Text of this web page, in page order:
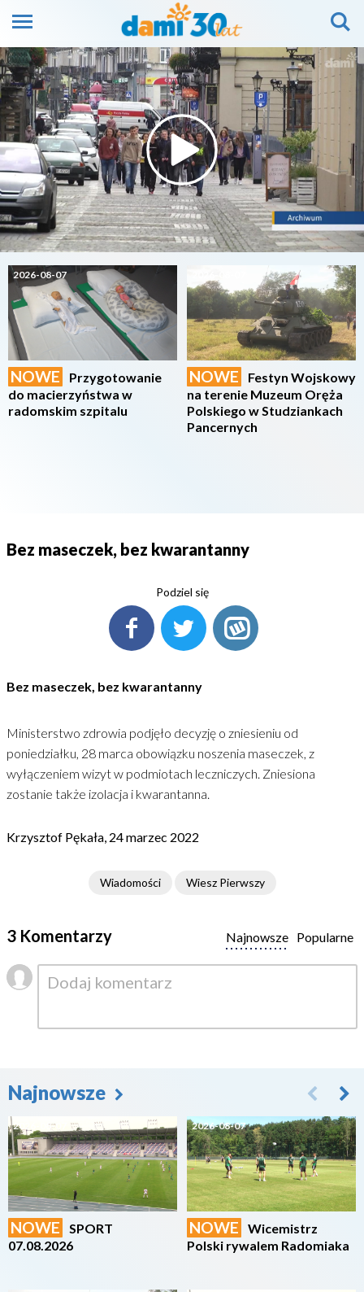
2026-08-07
NOWE
Przygotowanie
do macierzyństwa w
radomskim szpitalu
NOWE
Festyn Wojskowy
na terenie Muzeum Oręża
Polskiego w Studziankach
Pancernych
Bez maseczek, bez kwarantanny
Podziel się
Bez maseczek, bez kwarantanny
Ministerstwo zdrowia podjęło decyzję o zniesieniu od
poniedziałku, 28 marca obowiązku noszenia maseczek, z
wyłączeniem wizyt w podmiotach leczniczych. Zniesiona
zostanie także izolacja i kwarantanna.
Krzysztof Pękała, 24 marzec 2022
Wiadomości Wiesz Pierwszy
3 Komentarzy Popularne
Najnowsze
Najnowsze
2026-08-07
NOWE
SPORT
07.08.2026
2026-08-07
NOWE
Wicemistrz
Polski rywalem Radomiaka